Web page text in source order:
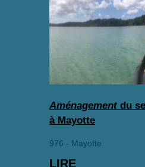
Aménagement du
à Mayotte
976 - Mayotte
LIRE